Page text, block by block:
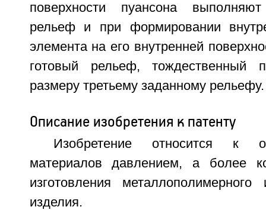
поверхности пуансона
рельеф и при формировании
элемента на его внутренней
готовый рельеф, тождественный
размеру третьему заданному рельефу.
Описание изобретения к патенту
Изобретение относится к
материалов давлением, а более
изготовления
изделия.